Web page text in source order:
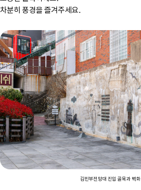
차분히 풍경을 즐겨주세요.
김민부전망대 진입 골목과 벽화